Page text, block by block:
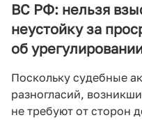
ВС РФ: нельзя
неустойку за
об
Поскольку судебные
разногласий,
не требуют от сторон